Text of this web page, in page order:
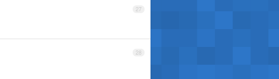
27
28